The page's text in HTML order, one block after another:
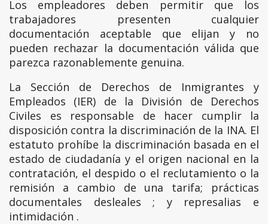
Los empleadores deben permitir que los
trabajadores presenten cualquier
documentación aceptable que elijan y no
pueden rechazar la documentación válida que
parezca razonablemente genuina.
La Sección de Derechos de Inmigrantes y
Empleados (IER) de la División de Derechos
Civiles es responsable de hacer cumplir la
disposición contra la discriminación de la INA. El
estatuto prohíbe la discriminación basada en el
estado de ciudadanía y el origen nacional en la
contratación, el despido o el reclutamiento o la
remisión a cambio de una tarifa; prácticas
documentales desleales ; y represalias e
intimidación .